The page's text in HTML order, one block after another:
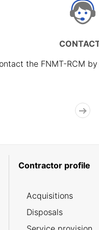
the FNMT-RCM
Contractor profile
Acquisitions
Disposals